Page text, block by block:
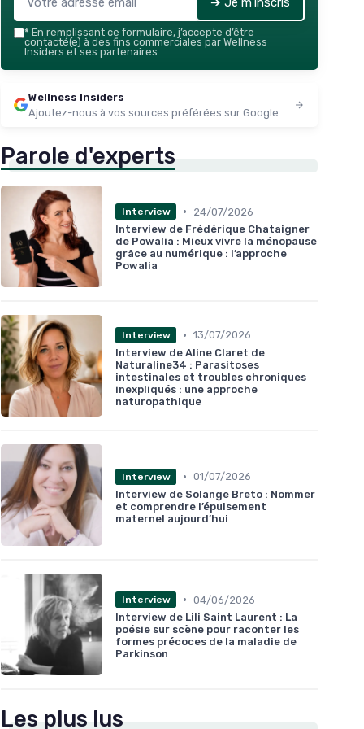
* En remplissant ce formulaire, j’accepte d’être
contacté(e) à des fins commerciales par Wellness
Insiders et ses partenaires.
Wellness Insiders
Ajoutez-nous à vos sources préférées sur Google
Parole d'experts
Interview •
24/07/2026
Interview de Frédérique Chataigner
de Powalia : Mieux vivre la ménopause
grâce au numérique : l’approche
Powalia
Interview • 13/07/2026
Interview de Aline Claret de
Naturaline34 : Parasitoses
intestinales et troubles chroniques
inexpliqués : une approche
naturopathique
Interview • 01/07/2026
Interview de Solange Breto : Nommer
et comprendre l’épuisement
maternel aujourd’hui
Interview • 04/06/2026
Interview de Lili Saint Laurent : La
poésie sur scène pour raconter les
formes précoces de la maladie de
Parkinson
Les plus lus